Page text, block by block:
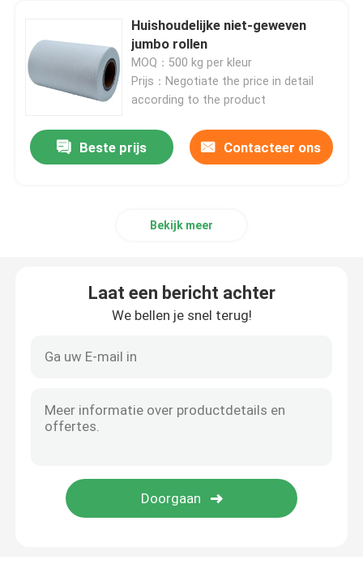
Niet-geweven Lijstdoek
Huishoudelijke schoonmaaklakken
Spunlace het Schoonmaken veegt af
Wippers voor de voedingssector
Keukendoeken voor eenmalig gebruik
Eenmalig salontawel
Vlies tegen vorst
Huishoudelijke niet-geweven
jumbo rollen
MOQ：500 kg per kleur
Prijs：Negotiate the price in detail
according to the product
Beste prijs Contacteer ons
Bekijk meer
Laat een bericht achter
We bellen je snel terug!